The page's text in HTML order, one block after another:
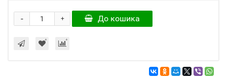
+
- До кошика